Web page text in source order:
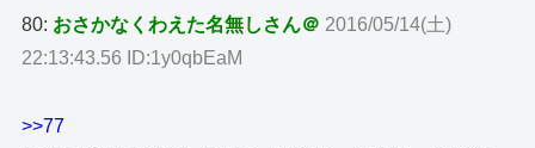
80: おさかなくわえた名無しさん＠ 2016/05/14(土)
22:13:43.56 ID:1y0qbEaM
>>77